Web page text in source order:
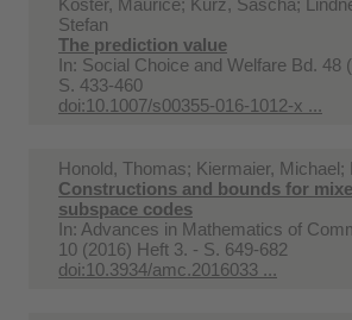
Stefan
The prediction value
In: Social Choice and Welfare Bd. 48
S. 433-460
doi:10.1007/s00355-016-1012-x ...
Honold, Thomas; Kiermaier, Michael;
Constructions and bounds for
subspace codes
In: Advances in Mathematics of
10 (2016) Heft 3. - S. 649-682
doi:10.3934/amc.2016033 ...